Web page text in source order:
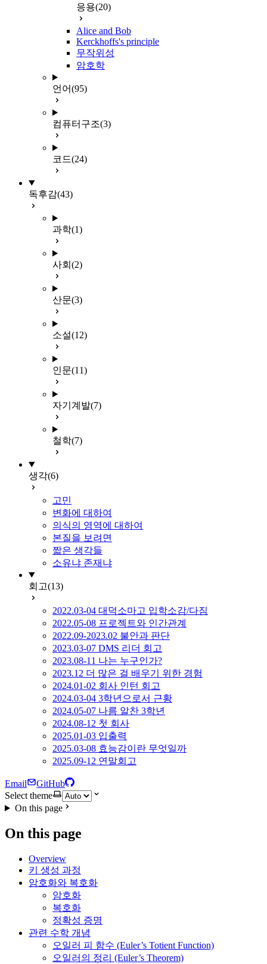
응용(20)
Alice and Bob
Kerckhoffs's principle
무작위성
암호학
언어(95)
컴퓨터구조(3)
코드(24)
독후감(43)
과학(1)
사회 (2)
산문(3)
소설(12)
인문(11)
자기계발(7)
철학(7)
생각(6)
고민
변화에 대하여
의식의 영역에 대하여
본질을 보려면
짧은 생각들
소유냐 존재냐
회고(13)
2022.03-04 대덕소마고 입학소감/다짐
2022.05-08 프로젝트와 인간관계
2022.09-2023.02 불안과 판단
2023.03-07 DMS 리더 회고
2023.08-11 나는 누구인가?
2023.12 더 많은 걸 배우기 위한 경험
2024.01-02 회사 인턴 회고
2024.03-04 3학년으로서 근황
2024.05-07 나름 알찬 3학년
2024.08-12 첫 회사
2025.01-03 입출력
2025.03-08 효능감이란 무엇일까
2025.09-12 연말회고
Email
GitHub
Select theme
On this page
On this page
Overview
키 생성 과정
암호화와 복호화
암호화
복호화
정확성 증명
관련 수학 개념
오일러 피 함수 (Euler’s Totient Function)
오일러의 정리 (Euler’s Theorem)